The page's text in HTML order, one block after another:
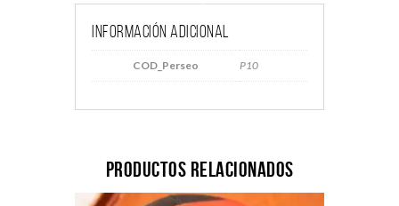
Información adicional
COD_Perseo P10
Productos relacionados